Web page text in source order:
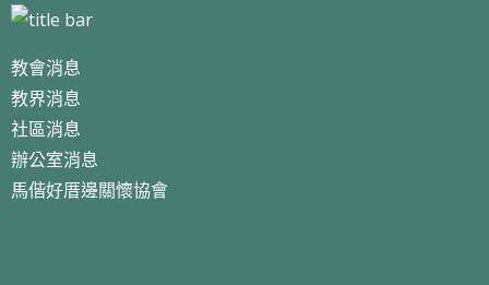
教會消息
教界消息
社區消息
辦公室消息
馬偕好厝邊關懷協會